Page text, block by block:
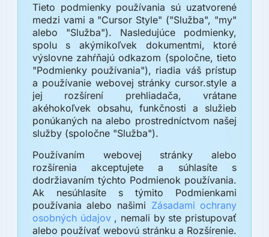
Tieto podmienky používania sú uzatvorené
medzi vami a "Cursor Style" ("Služba", "my"
alebo "Služba"). Nasledujúce podmienky,
spolu s akýmikoľvek dokumentmi, ktoré
výslovne zahŕňajú odkazom (spoločne, tieto
"Podmienky používania"), riadia váš prístup
a používanie webovej stránky cursor.style a
jej rozšírení prehliadača, vrátane
akéhokoľvek obsahu, funkčnosti a služieb
ponúkaných na alebo prostredníctvom našej
služby (spoločne "Služba").
Používaním webovej stránky alebo
rozšírenia akceptujete a súhlasíte s
dodržiavaním týchto Podmienok používania.
Ak nesúhlasíte s týmito Podmienkami
používania alebo našimi Zásadami ochrany
osobných údajov , nemali by ste pristupovať
alebo používať webovú stránku a Rozšírenie.